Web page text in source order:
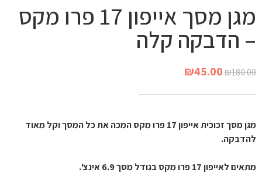
מגן מסך אייפון 17 פרו מקס
– הדבקה קלה
₪180.00
₪45.00
להדבקה.
מתאים לאייפון 17 פרו מקס בגודל מסך 6.9 אינצ'.